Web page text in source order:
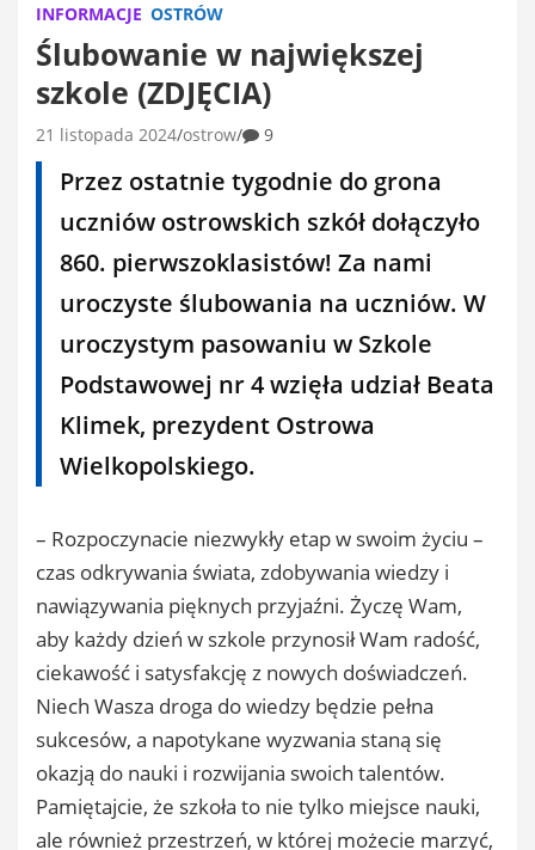
INFORMACJE OSTRÓW
Ślubowanie w największej
szkole (ZDJĘCIA)
21 listopada 2024 ostrow 9
Przez ostatnie tygodnie do grona
uczniów ostrowskich szkół dołączyło
860. pierwszoklasistów! Za nami
uroczyste ślubowania na uczniów. W
uroczystym pasowaniu w Szkole
Podstawowej nr 4 wzięła udział Beata
Klimek, prezydent Ostrowa
Wielkopolskiego.
– Rozpoczynacie niezwykły etap w swoim życiu –
czas odkrywania świata, zdobywania wiedzy i
nawiązywania pięknych przyjaźni. Życzę Wam,
aby każdy dzień w szkole przynosił Wam radość,
ciekawość i satysfakcję z nowych doświadczeń.
Niech Wasza droga do wiedzy będzie pełna
sukcesów, a napotykane wyzwania staną się
okazją do nauki i rozwijania swoich talentów.
Pamiętajcie, że szkoła to nie tylko miejsce nauki,
ale również przestrzeń, w której możecie marzyć,